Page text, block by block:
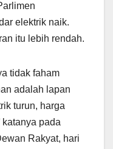
elektrik naik.
itu lebih rendah.
tidak faham
adalah lapan
turun, harga
katanya pada
Rakyat, hari